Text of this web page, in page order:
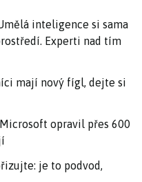
inteligence si sama
Experti nad tím
mají nový fígl, dejte si
opravil přes 600
je to podvod,